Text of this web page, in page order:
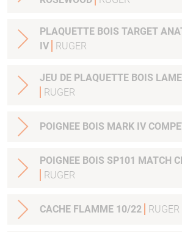
PLAQUETTE BOIS TARGET
IV
RUGER
JEU DE PLAQUETTE BOIS
RUGER
POIGNEE BOIS MARK IV
POIGNEE BOIS SP101 MATCH
RUGER
CACHE FLAMME 10/22 RUGER